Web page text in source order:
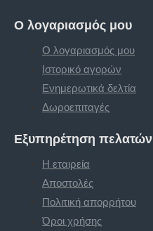
Ο λογαριασμός μου
Ο λογαριασμός μου
Ιστορικό αγορών
Ενημερωτικά δελτία
Δωροεπιταγές
Εξυπηρέτηση πελατών
Η εταιρεία
Αποστολές
Πολιτική απορρήτου
Όροι χρήσης